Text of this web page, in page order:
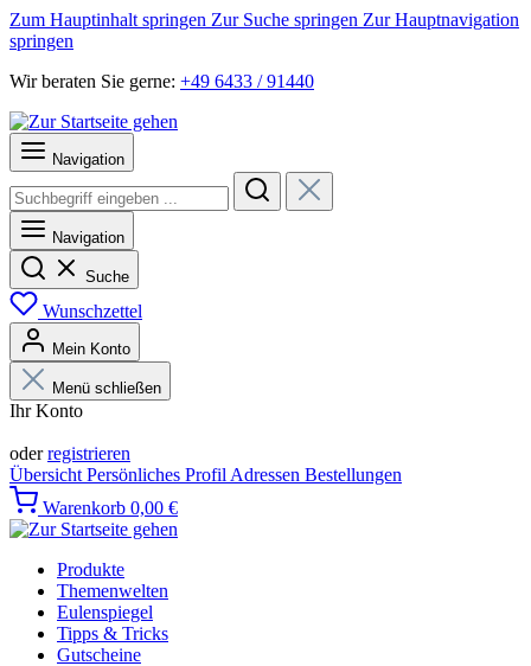
Zum Hauptinhalt springen Zur Suche springen Zur Hauptnavigation
springen
Wir beraten Sie gerne: +49 6433 / 91440
Navigation
Navigation
Suche
Wunschzettel
Mein Konto
Menü schließen
Ihr Konto
oderregistrieren
Übersicht Persönliches Profil Adressen Bestellungen
Warenkorb 0,00 €
Produkte
Themenwelten
Eulenspiegel
Tipps & Tricks
Gutscheine